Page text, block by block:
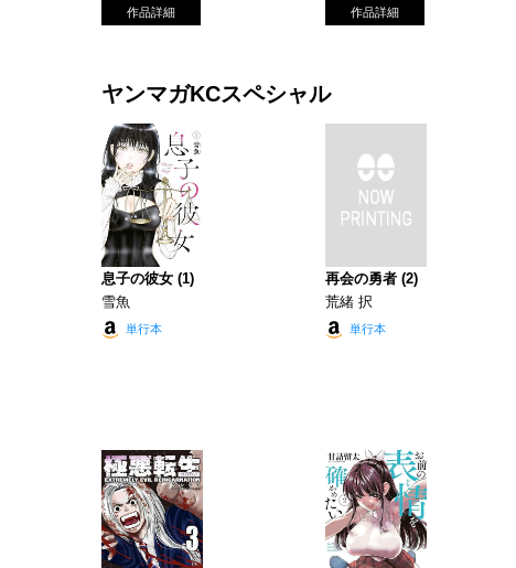
作品詳細 作品詳細
ヤンマガKCスペシャル
息子の彼女 (1)
雪魚
単行本
再会の勇者 (2)
荒緒 択
単行本